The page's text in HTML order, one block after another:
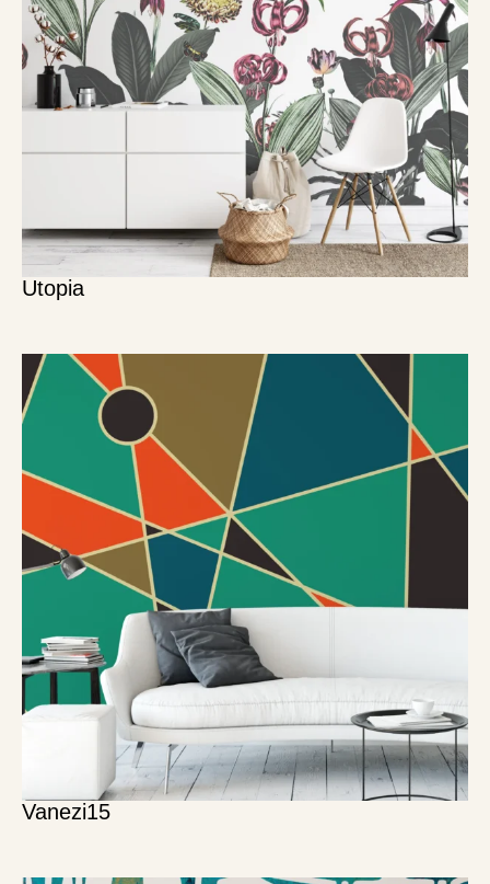
Utopia
Vanezi15